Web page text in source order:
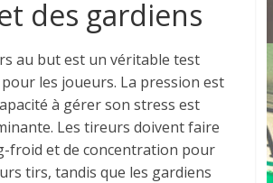
des gardiens
au but est un véritable test
les joueurs. La pression est
à gérer son stress est
Les tireurs doivent faire
froid et de concentration pour
tirs, tandis que les gardiens